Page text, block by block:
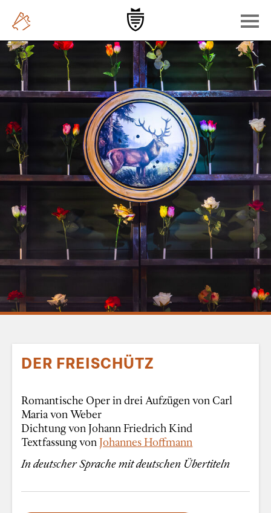
DER FREISCHÜTZ
Romantische Oper in drei Aufzügen von Carl
Maria von Weber
Dichtung von Johann Friedrich Kind
Textfassung vonJohannes Hoffmann
In deutscher Sprache mit deutschen Übertiteln